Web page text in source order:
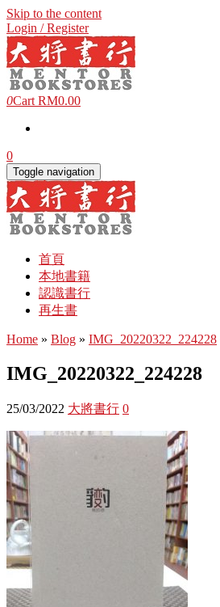
Skip to the content
Login / Register
0Cart RM0.00
0
Toggle navigation
首頁
本地書籍
認識書行
再生書
Home » Blog » IMG_20220322_224228
IMG_20220322_224228
25/03/2022 大將書行 0